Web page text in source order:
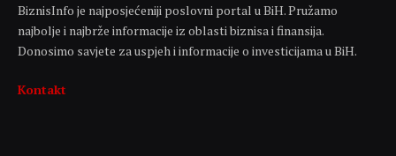
BiznisInfo je najposjećeniji poslovni portal u BiH. Pružamo
najbolje i najbrže informacije iz oblasti biznisa i finansija.
Donosimo savjete za uspjeh i informacije o investicijama u BiH.
Kontakt